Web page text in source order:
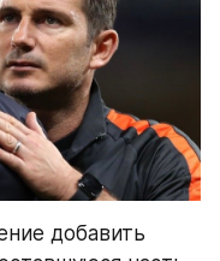
добавить